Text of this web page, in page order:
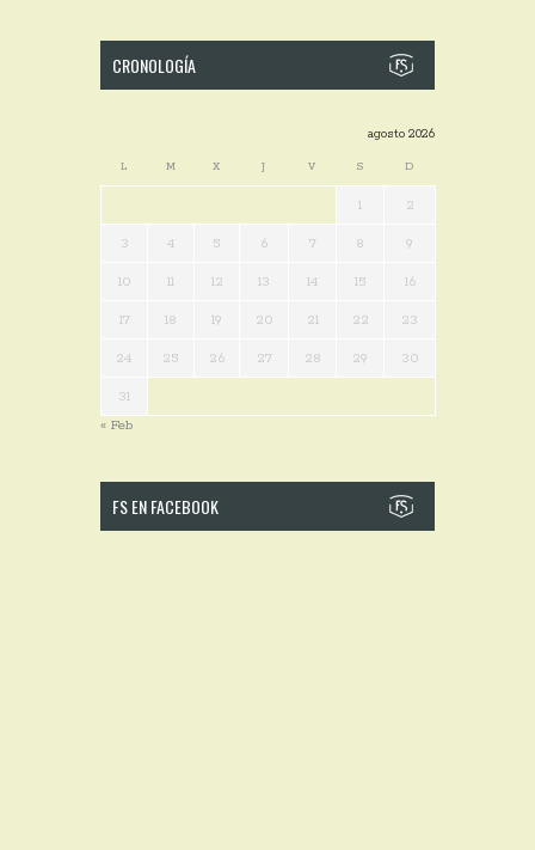
CRONOLOGÍA
agosto 2026
L M X J V S D
1 2
3 4 5 6 7 8 9
10 11 12 13 14 15 16
17 18 19 20 21 22 23
24 25 26 27 28 29 30
31
« Feb
FS EN FACEBOOK